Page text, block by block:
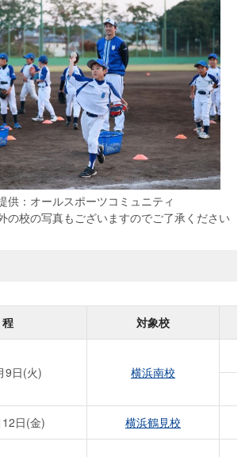
供：オールスポーツコミュニティ
の校の写真もございますのでご了承ください
対象校
9日(火) 横浜南校
日(金) 横浜鶴見校